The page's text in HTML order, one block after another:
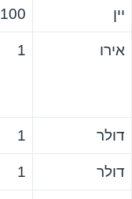
יין 100
אירו 1
דולר 1
דולר 1